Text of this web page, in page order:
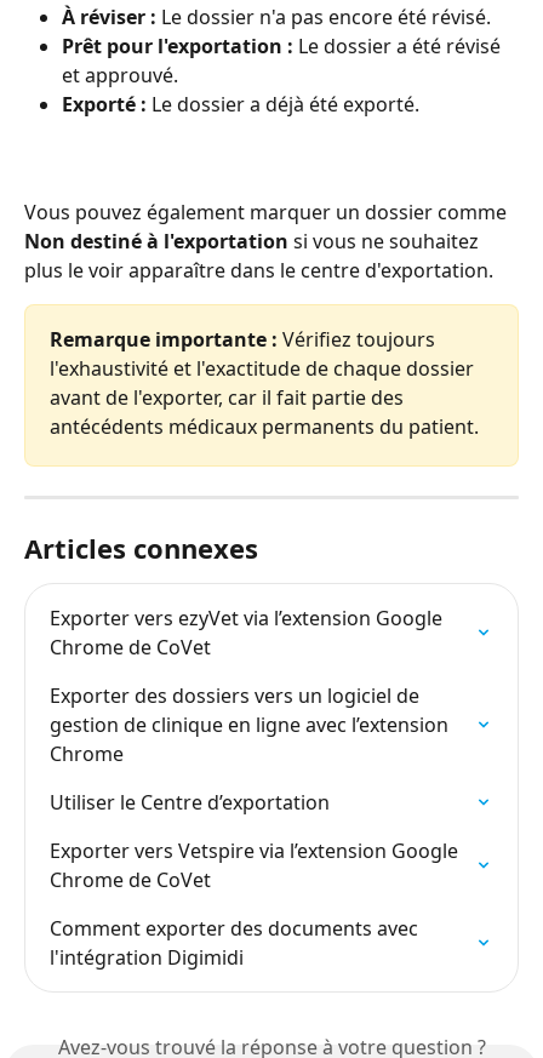
À réviser : Le dossier n'a pas encore été révisé.
Prêt pour l'exportation : Le dossier a été révisé
et approuvé.
Exporté : Le dossier a déjà été exporté.
Vous pouvez également marquer un dossier comme
Non destiné à l'exportation si vous ne souhaitez
plus le voir apparaître dans le centre d'exportation.
Remarque importante : Vérifiez toujours
l'exhaustivité et l'exactitude de chaque dossier
avant de l'exporter, car il fait partie des
antécédents médicaux permanents du patient.
Articles connexes
Exporter vers ezyVet via l’extension Google
Chrome de CoVet
Exporter des dossiers vers un logiciel de
gestion de clinique en ligne avec l’extension
Chrome
Utiliser le Centre d’exportation
Exporter vers Vetspire via l’extension Google
Chrome de CoVet
Comment exporter des documents avec
l'intégration Digimidi
Avez-vous trouvé la réponse à votre question ?